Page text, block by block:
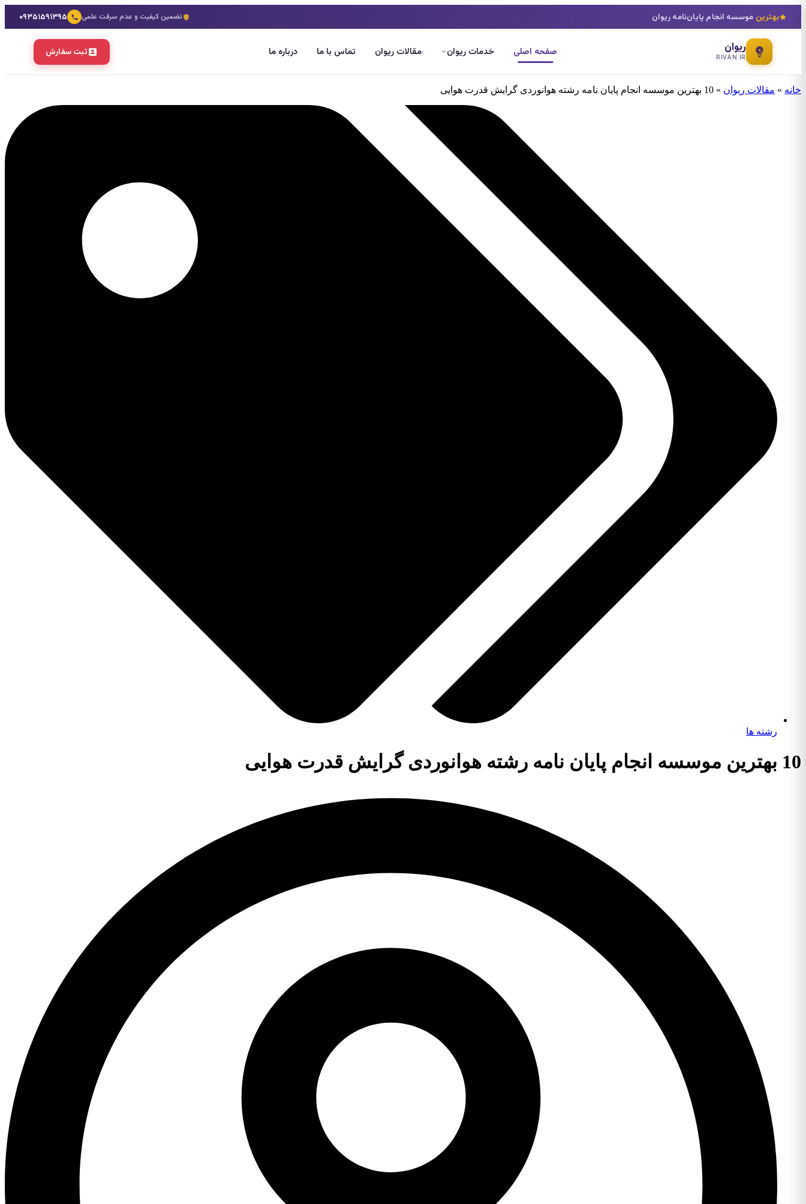
بهترین موسسه انجام پایان‌نامه ریوان تضمین کیفیت و عدم سرقت علمی ۰۹۳۵۱۵۹۱۳۹۵
ریوان
RIVAN.IR صفحه اصلی خدمات ریوان مقالات ریوان تماس با ما درباره ما ثبت سفارش
خانه » مقالات ریوان » 10 بهترین موسسه انجام پایان نامه رشته هوانوردی گرایش قدرت هوایی
رشته ها
10 بهترین موسسه انجام پایان نامه رشته هوانوردی گرایش قدرت هوایی